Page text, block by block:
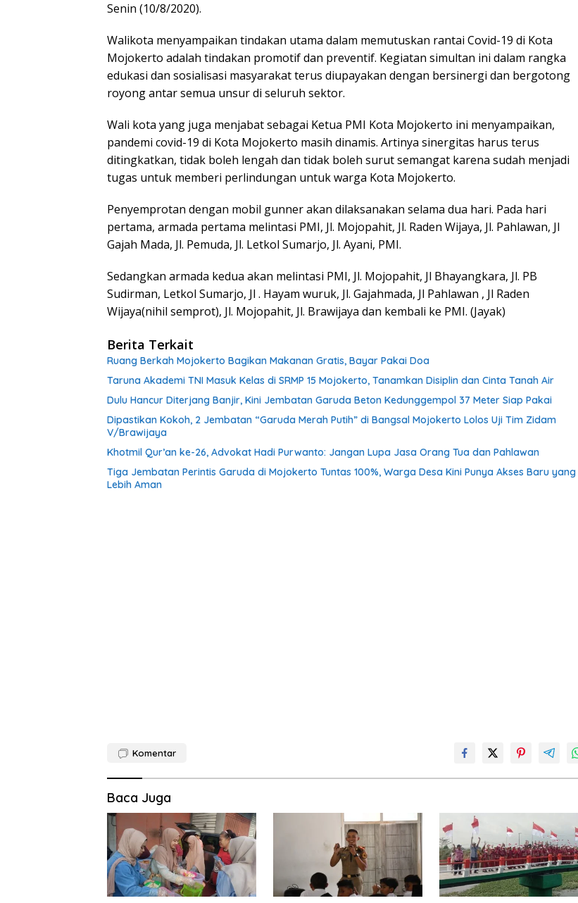
Senin (10/8/2020).
Walikota menyampaikan tindakan utama dalam memutuskan rantai Covid-19 di Kota
Mojokerto adalah tindakan promotif dan preventif. Kegiatan simultan ini dalam rangka
edukasi dan sosialisasi masyarakat terus diupayakan dengan bersinergi dan bergotong
royong antar semua unsur di seluruh sektor.
Wali kota yang juga menjabat sebagai Ketua PMI Kota Mojokerto ini menyampaikan,
pandemi covid-19 di Kota Mojokerto masih dinamis. Artinya sinergitas harus terus
ditingkatkan, tidak boleh lengah dan tidak boleh surut semangat karena sudah menjadi
tugas untuk memberi perlindungan untuk warga Kota Mojokerto.
Penyemprotan dengan mobil gunner akan dilaksanakan selama dua hari. Pada hari
pertama, armada pertama melintasi PMI, Jl. Mojopahit, Jl. Raden Wijaya, Jl. Pahlawan, Jl
Gajah Mada, Jl. Pemuda, Jl. Letkol Sumarjo, Jl. Ayani, PMI.
Sedangkan armada kedua akan melintasi PMI, Jl. Mojopahit, Jl Bhayangkara, Jl. PB
Sudirman, Letkol Sumarjo, Jl . Hayam wuruk, Jl. Gajahmada, Jl Pahlawan , Jl Raden
Wijaya(nihil semprot), Jl. Mojopahit, Jl. Brawijaya dan kembali ke PMI. (Jayak)
Berita Terkait
Ruang Berkah Mojokerto Bagikan Makanan Gratis, Bayar Pakai Doa
Taruna Akademi TNI Masuk Kelas di SRMP 15 Mojokerto, Tanamkan Disiplin dan Cinta Tanah Air
Dulu Hancur Diterjang Banjir, Kini Jembatan Garuda Beton Kedunggempol 37 Meter Siap Pakai
Dipastikan Kokoh, 2 Jembatan “Garuda Merah Putih” di Bangsal Mojokerto Lolos Uji Tim Zidam
V/Brawijaya
Khotmil Qur’an ke-26, Advokat Hadi Purwanto: Jangan Lupa Jasa Orang Tua dan Pahlawan
Tiga Jembatan Perintis Garuda di Mojokerto Tuntas 100%, Warga Desa Kini Punya Akses Baru yang
Lebih Aman
Komentar
Baca Juga